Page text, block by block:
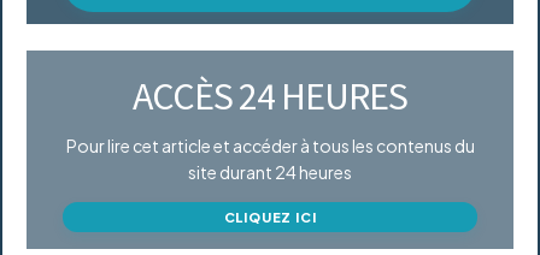
ACCÈS 24 HEURES
Pour lire cet article et accéder à tous les contenus du
site durant 24 heures
CLIQUEZ ICI